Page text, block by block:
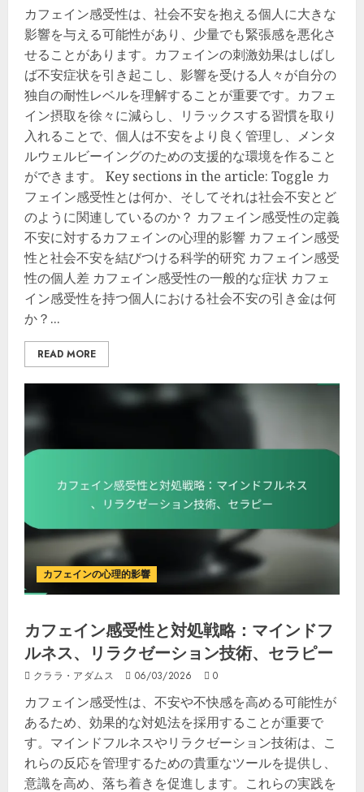
カフェイン感受性は、社会不安を抱える個人に大きな
影響を与える可能性があり、少量でも緊張感を悪化さ
せることがあります。カフェインの刺激効果はしばし
ば不安症状を引き起こし、影響を受ける人々が自分の
独自の耐性レベルを理解することが重要です。カフェ
イン摂取を徐々に減らし、リラックスする習慣を取り
入れることで、個人は不安をより良く管理し、メンタ
ルウェルビーイングのための支援的な環境を作ること
ができます。 Key sections in the article: Toggle カ
フェイン感受性とは何か、そしてそれは社会不安とど
のように関連しているのか？ カフェイン感受性の定義
不安に対するカフェインの心理的影響 カフェイン感受
性と社会不安を結びつける科学的研究 カフェイン感受
性の個人差 カフェイン感受性の一般的な症状 カフェ
イン感受性を持つ個人における社会不安の引き金は何
か？...
READ MORE
カフェインの心理的影響
カフェイン感受性と対処戦略：マインドフ
ルネス、リラクゼーション技術、セラピー
クララ・アダムス 06/03/2026 0
カフェイン感受性は、不安や不快感を高める可能性が
あるため、効果的な対処法を採用することが重要で
す。マインドフルネスやリラクゼーション技術は、こ
れらの反応を管理するための貴重なツールを提供し、
意識を高め、落ち着きを促進します。これらの実践を